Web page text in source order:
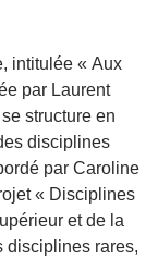
intitulée « Aux
par Laurent
structure en
disciplines
par Caroline
« Disciplines
et de la
disciplines rares,